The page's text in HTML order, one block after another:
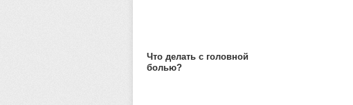
Что делать с головной
болью?